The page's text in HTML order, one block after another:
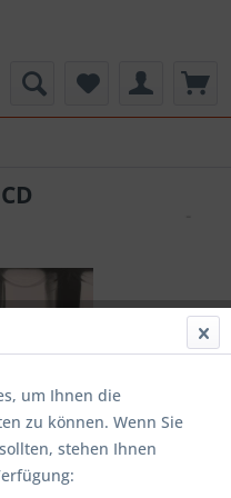
um Ihnen die
zu können. Wenn Sie
stehen Ihnen